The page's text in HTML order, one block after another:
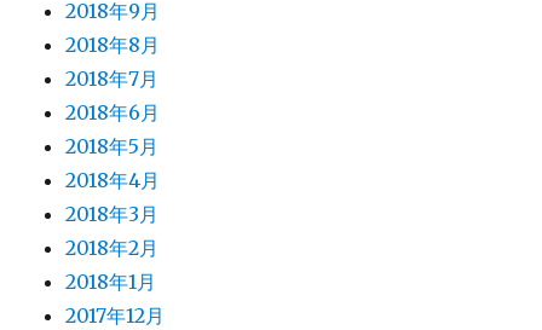
2018年9月
2018年8月
2018年7月
2018年6月
2018年5月
2018年4月
2018年3月
2018年2月
2018年1月
2017年12月